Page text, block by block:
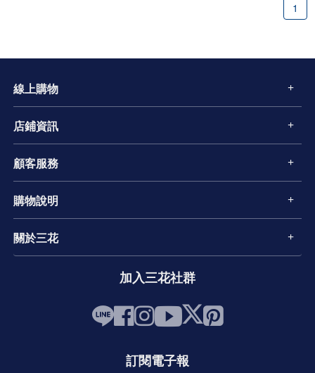
1
線上購物
店鋪資訊
顧客服務
購物說明
關於三花
加入三花社群
訂閱電子報